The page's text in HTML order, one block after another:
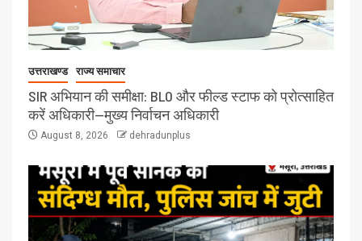
उत्तराखण्ड राज्य समाचार
SIR अभियान की समीक्षा: BLO और फील्ड स्टाफ को प्रोत्साहित
करें अधिकारी—मुख्य निर्वाचन अधिकारी
August 8, 2026 dehradunplus